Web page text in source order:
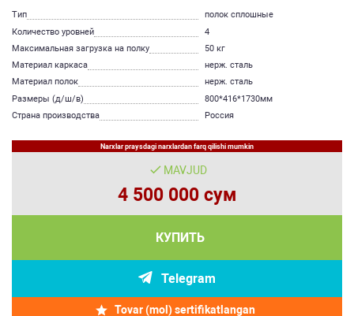
Тип
полок сплошные
Количество уровней
4
Максимальная загрузка на полку
50 кг
Материал каркаса
нерж. сталь
Материал полок
нерж. сталь
Размеры (д/ш/в)
800*416*1730мм
Страна производства
Россия
Narxlar praysdagi narxlardan farq qilishi mumkin
MAVJUD
4 500 000 сум
КУПИТЬ
Telegram
Tovar (mol) sertifikatlangan